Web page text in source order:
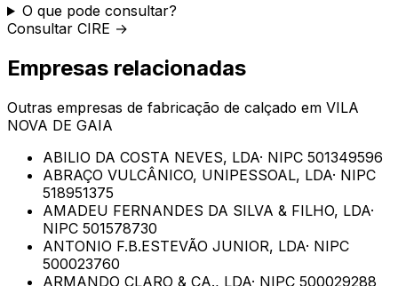
O que pode consultar?
Consultar CIRE →
Empresas relacionadas
Outras empresas de fabricação de calçado em VILA
NOVA DE GAIA
ABILIO DA COSTA NEVES, LDA· NIPC 501349596
ABRAÇO VULCÂNICO, UNIPESSOAL, LDA· NIPC
518951375
AMADEU FERNANDES DA SILVA & FILHO, LDA·
NIPC 501578730
ANTONIO F.B.ESTEVÃO JUNIOR, LDA· NIPC
500023760
ARMANDO CLARO & CA., LDA· NIPC 500029288